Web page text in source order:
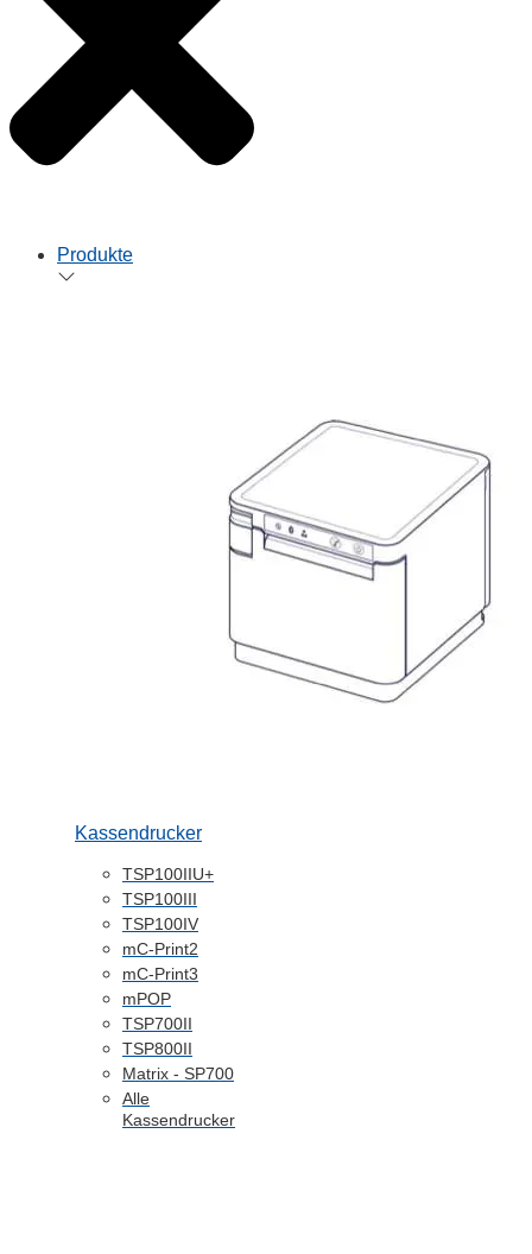
Produkte
Kassendrucker
TSP100IIU+
TSP100III
TSP100IV
mC-Print2
mC-Print3
mPOP
TSP700II
TSP800II
Matrix - SP700
Alle
Kassendrucker